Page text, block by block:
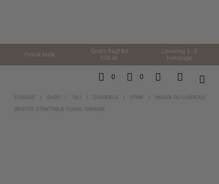
Fysisk butik
Gratis fragt fra
500 kr.
Levering 1–3
hverdage
0 0
FORSIDE / SHOP / TØJ / OVERDELE / STRIK /
MARTA DU CHÂTEAU
REGITZE STRIKTRØJE FUXIAL ORANGE